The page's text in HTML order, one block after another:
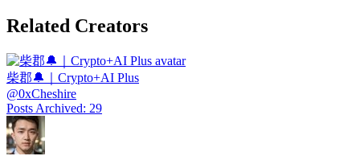
Related Creators
柴郡🔔｜Crypto+AI Plus
@0xCheshire
Posts Archived: 29